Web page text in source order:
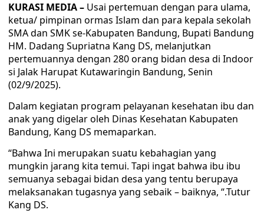
KURASI MEDIA – Usai pertemuan dengan para ulama,
ketua/ pimpinan ormas Islam dan para kepala sekolah
SMA dan SMK se-Kabupaten Bandung, Bupati Bandung
HM. Dadang Supriatna Kang DS, melanjutkan
pertemuannya dengan 280 orang bidan desa di Indoor
si Jalak Harupat Kutawaringin Bandung, Senin
(02/9/2025).
Dalam kegiatan program pelayanan kesehatan ibu dan
anak yang digelar oleh Dinas Kesehatan Kabupaten
Bandung, Kang DS memaparkan.
“Bahwa Ini merupakan suatu kebahagian yang
mungkin jarang kita temui. Tapi ingat bahwa ibu ibu
semuanya sebagai bidan desa yang tentu berupaya
melaksanakan tugasnya yang sebaik – baiknya, “.Tutur
Kang DS.